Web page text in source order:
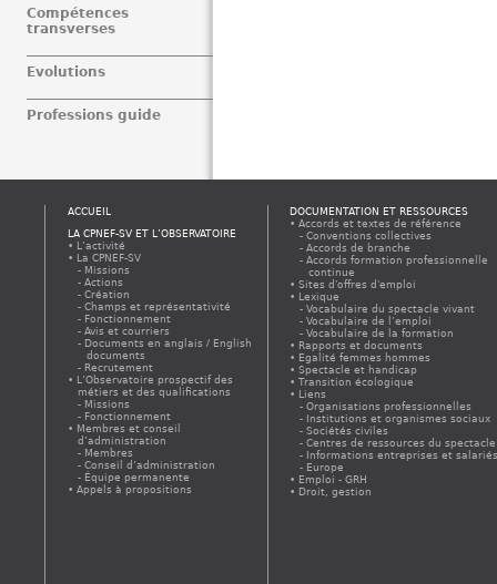
Compétences
transverses
Evolutions
Professions guide
ACCUEIL
LA CPNEF-SV ET L’OBSERVATOIRE
L’activité
La CPNEF-SV
Missions
Actions
Création
Champs et représentativité
Fonctionnement
Avis et courriers
Documents en anglais / English
documents
Recrutement
L’Observatoire prospectif des
métiers et des qualifications
Missions
Fonctionnement
Membres et conseil
d’administration
Membres
Conseil d’administration
Équipe permanente
Appels à propositions
DOCUMENTATION ET RESSOURCES
Accords et textes de référence
Conventions collectives
Accords de branche
Accords formation professionnelle
continue
Sites d'offres d'emploi
Lexique
Vocabulaire du spectacle vivant
Vocabulaire de l’emploi
Vocabulaire de la formation
Rapports et documents
Egalité femmes hommes
Spectacle et handicap
Transition écologique
Liens
Organisations professionnelles
Institutions et organismes sociaux
Sociétés civiles
Centres de ressources du spectacle
Informations entreprises et
Europe
Emploi - GRH
Droit, gestion